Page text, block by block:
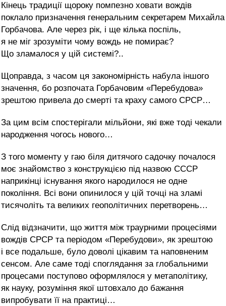
Кінець традиції щороку помпезно ховати вождів
поклало призначення генеральним секретарем Михайла
Горбачова. Але через рік, і ще кілька поспіль,
я не міг зрозуміти чому вождь не помирає?
Що зламалося у цій системі?..
Щоправда, з часом ця закономірність набула іншого
значення, бо розпочата Горбачовим «Перебудова»
зрештою привела до смерті та краху самого СРСР…
За цим всім спостерігали мільйони, які вже тоді чекали
народження чогось нового…
З того моменту у гаю біля дитячого садочку почалося
моє знайомство з конструкцією під назвою СССР
наприкінці існування якого народилося не одне
покоління. Всі вони опинилося у цій точці на зламі
тисячоліть та великих геополітичних перетворень…
Слід відзначити, що життя між траурними процесіями
вождів СРСР та періодом «Перебудови», як зрештою
і все подальше, було доволі цікавим та наповненим
сенсом. Але саме тоді споглядання за глобальними
процесами поступово оформлялося у метаполітику,
як науку, розуміння якої штовхало до бажання
випробувати її на практиці…